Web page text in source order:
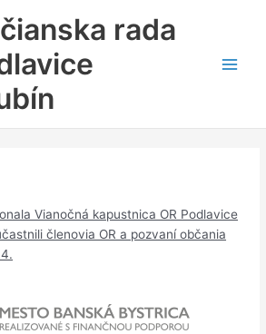
rada
Vianočná kapustnica OR Podlavice
členovia OR a pozvaní občania